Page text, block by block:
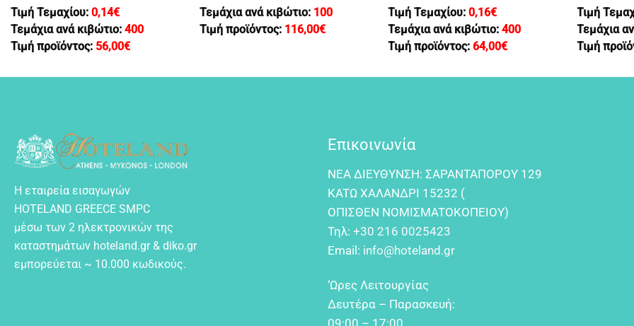
Τιμή Τεμαχίου: 0,14€
Τεμάχια ανά κιβώτιο: 400
Τιμή προϊόντος: 56,00€
Τεμάχια ανά κιβώτιο: 100
Τιμή προϊόντος: 116,00€
Τιμή Τεμαχίου:0,16€
Τεμάχια ανά κιβώτιο:400
Τιμή προϊόντος: 64,00€
Τιμή
Τεμάχια
Τιμή
Η εταιρεία εισαγωγών
HOTELAND GREECE SMPC
μέσω των 2 ηλεκτρονικών της
καταστημάτων hoteland.gr & diko.gr
εμπορεύεται ~ 10.000 κωδικούς.
Επικοινωνία
NEA ΔIEYΘYNΣH: ΣAPANTAΠOPOY 129
KATΩ XAΛANΔPI 15232 (
OΠIΣΘEN NOMIΣMATOKOΠEIOY)
Τηλ: +30 216 0025423
Email: info@hoteland.gr
‘Ωρες Λειτουργίας
Δευτέρα – Παρασκευή: